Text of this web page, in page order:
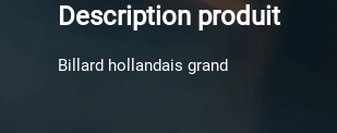
Description produit
Billard hollandais grand